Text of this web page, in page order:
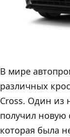
В мире
различных
Cross. Один из
получил новую
которая была